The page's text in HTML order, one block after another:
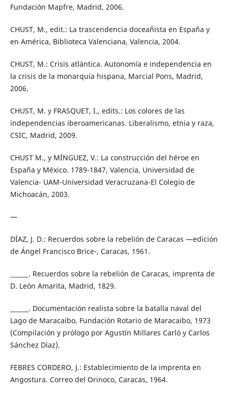
Fundación Mapfre, Madrid, 2006.
CHUST, M., edit.: La trascendencia doceañista en España y
en América, Biblioteca Valenciana, Valencia, 2004.
CHUST, M.: Crisis atlántica. Autonomía e independencia en
la crisis de la monarquía hispana, Marcial Pons, Madrid,
2006.
CHUST, M. y FRASQUET, I., edits.: Los colores de las
independencias iberoamericanas. Liberalismo, etnia y raza,
CSIC, Madrid, 2009.
CHUST M., y MÍNGUEZ, V.: La construcción del héroe en
España y México. 1789-1847, Valencia, Universidad de
Valencia- UAM-Universidad Veracruzana-El Colegio de
Michoacán, 2003.
—
DÍAZ, J. D.: Recuerdos sobre la rebelión de Caracas —edición
de Ángel Francisco Brice-, Caracas, 1961.
______. Recuerdos sobre la rebelión de Caracas, imprenta de
D. León Amarita, Madrid, 1829.
______. Documentación realista sobre la batalla naval del
Lago de Maracaibo, Fundación Rotario de Maracaibo, 1973
(Compilación y prólogo por Agustín Millares Carló y Carlos
Sánchez Díaz).
FEBRES CORDERO, J.: Establecimiento de la imprenta en
Angostura. Correo del Orinoco, Caracas, 1964.